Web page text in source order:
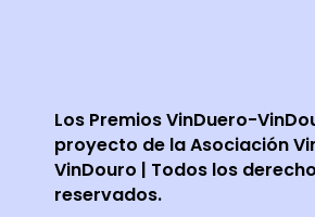
Los Premios VinDuero-
proyecto de la Asociación
VinDouro | Todos los
reservados.